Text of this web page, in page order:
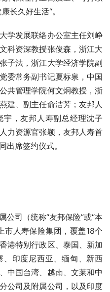
长久好生活“。
学发展联络办公室主任刘峥
科资深教授张俊森，浙江大
子法，浙江大学经济学院副
委常务副书记夏标泉，中国
共管理学院何文炯教授，浙
建、副主任俞洁芳；友邦人
，友邦人寿副总经理沈子
力资源官张颖，友邦人寿首
出席签约仪式。
公司（统称“友邦保险”或“本
市人寿保险集团，覆盖18个
港特别行政区、泰国、新加
印度尼西亚、缅甸、新西
中国台湾、越南、文莱和中
公司及附属公司，以及印度